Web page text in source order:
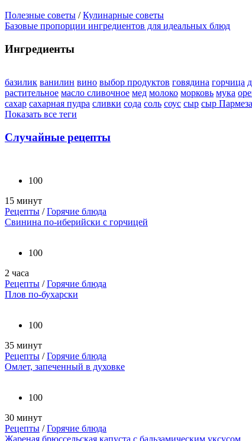
Полезные советы /Кулинарные советы
Базовые пропорции ингредиентов для идеальных блюд
Ингредиенты
базилик ванилин вино выбор продуктов говядина горчица
растительное масло сливочное мед молоко морковь мука
сахар сахарная пудра сливки сода соль соус сыр сыр
Показать все теги
Случайные рецепты
100
15 минут
Рецепты /Горячие блюда
Свинина по-иберийски с горчицей
100
2 часа
Рецепты /Горячие блюда
Плов по-бухарски
100
35 минут
Рецепты /Горячие блюда
Омлет, запеченный в духовке
100
30 минут
Рецепты /Горячие блюда
Жареная брюссельская капуста с бальзамическим уксусом